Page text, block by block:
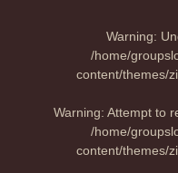
Warning:
/home/
content/themes/
Warning: Attempt to
/home/
content/themes/